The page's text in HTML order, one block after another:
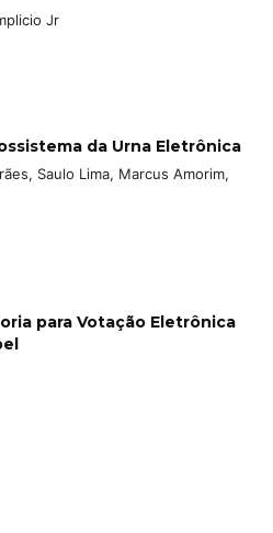
Jr
da Urna Eletrônica
Saulo Lima, Marcus Amorim,
para Votação Eletrônica